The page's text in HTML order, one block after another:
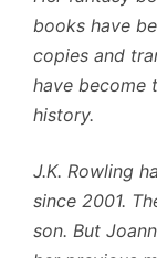
books have
copies and
have become
history.
J.K. Rowling
since 2001.
son. But